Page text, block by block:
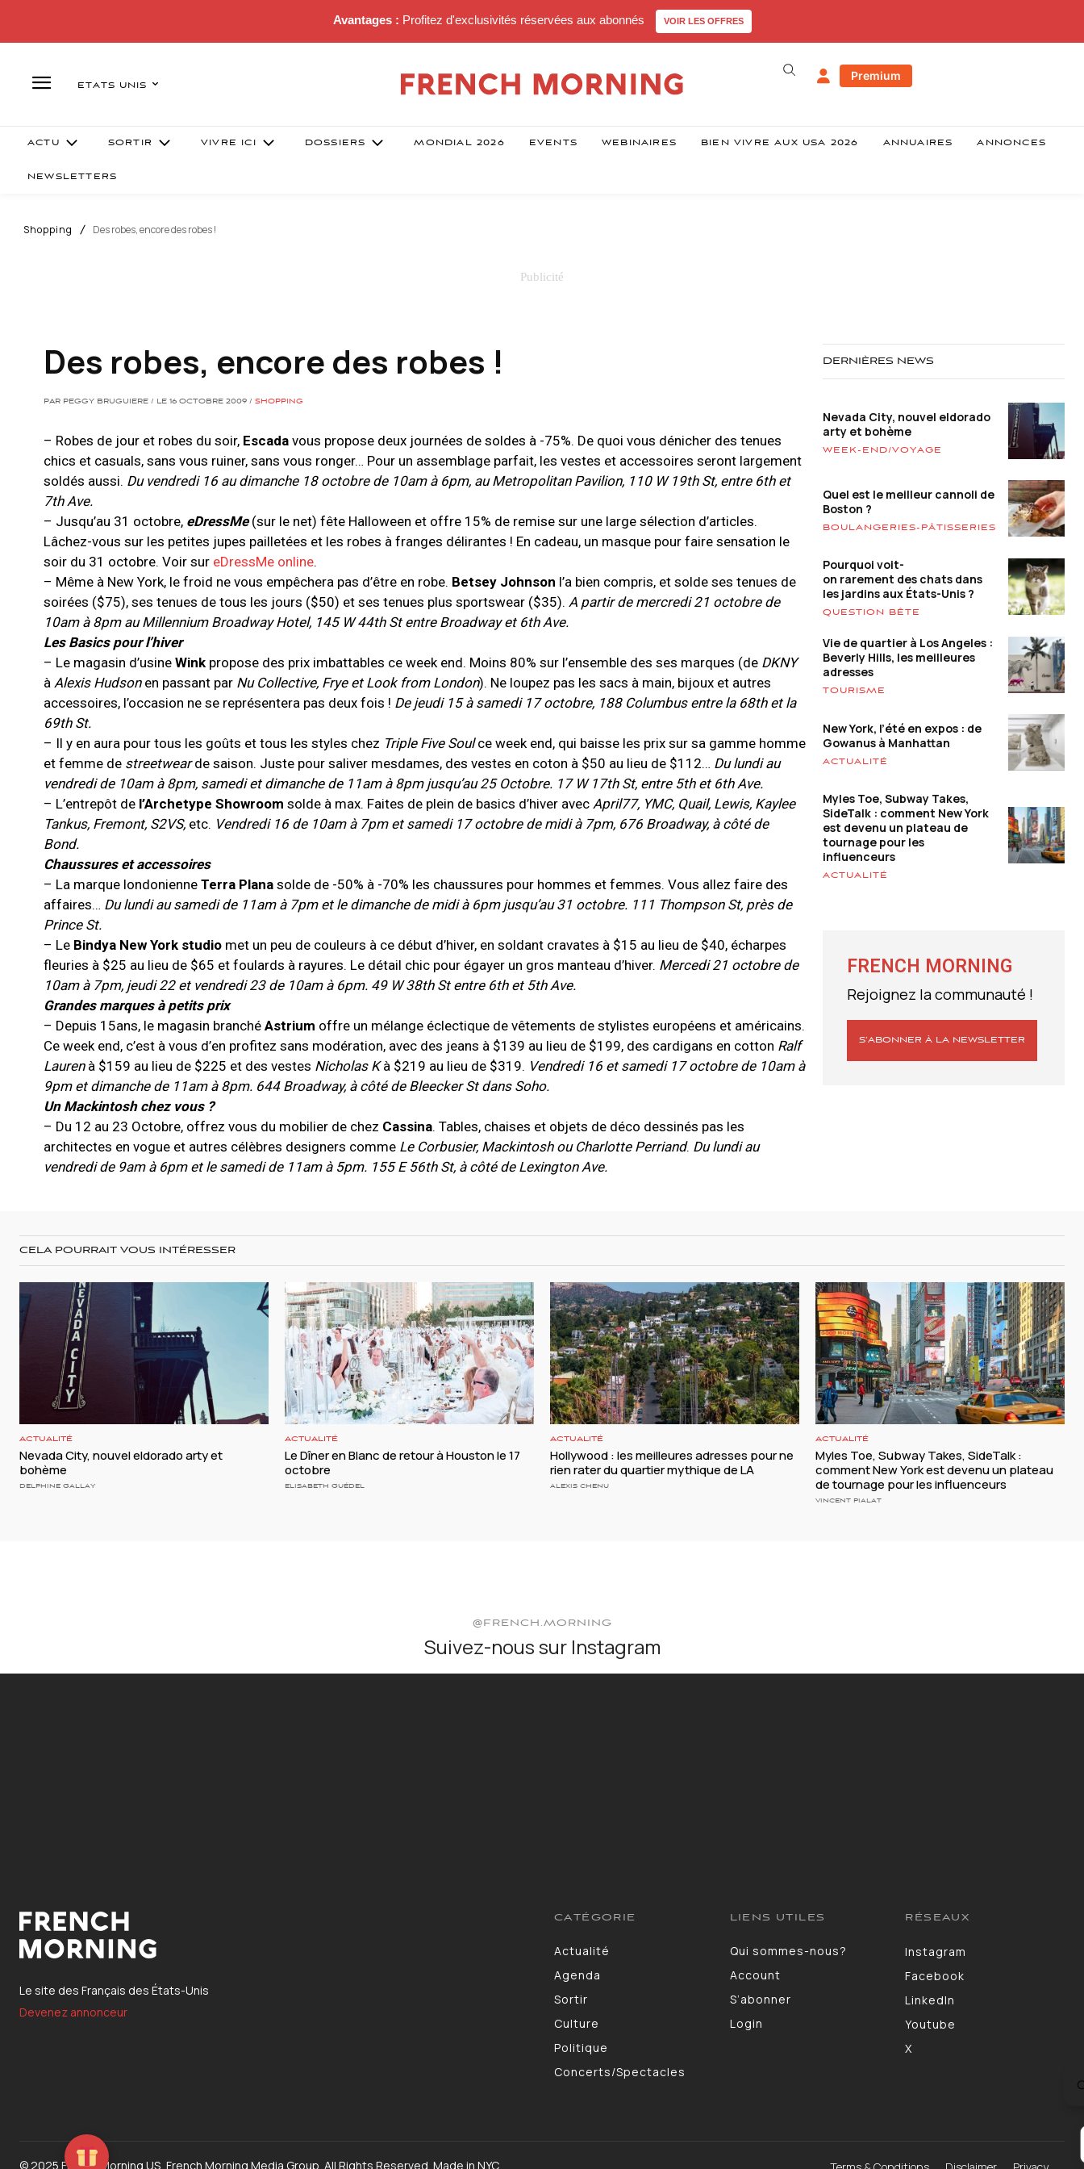
Avantages : Profitez d'exclusivités réservées aux abonnés VOIR LES OFFRES
ETATS UNIS
Premium
ACTU SORTIR VIVRE ICI DOSSIERS MONDIAL 2026 EVENTS WEBINAIRES BIEN VIVRE AUX USA 2026 ANNUAIRES ANNONCES
NEWSLETTERS
Shopping Des robes, encore des robes !
Des robes, encore des robes !
PAR PEGGY BRUGUIERE / LE 16 OCTOBRE 2009 / SHOPPING
– Robes de jour et robes du soir, Escada vous propose deux journées de soldes à -75%. De quoi vous dénicher des tenues
chics et casuals, sans vous ruiner, sans vous ronger… Pour un assemblage parfait, les vestes et accessoires seront largement
soldés aussi. Du vendredi 16 au dimanche 18 octobre de 10am à 6pm, au Metropolitan Pavilion, 110 W 19th St, entre 6th et
7th Ave.
– Jusqu’au 31 octobre, eDressMe (sur le net) fête Halloween et offre 15% de remise sur une large sélection d’articles.
Lâchez-vous sur les petites jupes pailletées et les robes à franges délirantes ! En cadeau, un masque pour faire sensation le
soir du 31 octobre. Voir sur eDressMe online.
– Même à New York, le froid ne vous empêchera pas d’être en robe. Betsey Johnson l’a bien compris, et solde ses tenues de
soirées ($75), ses tenues de tous les jours ($50) et ses tenues plus sportswear ($35). A partir de mercredi 21 octobre de
10am à 8pm au Millennium Broadway Hotel, 145 W 44th St entre Broadway et 6th Ave.
Les Basics pour l’hiver
– Le magasin d’usine Wink propose des prix imbattables ce week end. Moins 80% sur l’ensemble des ses marques (de DKNY
à Alexis Hudsonen passant par Nu Collective, Frye et Look from London). Ne loupez pas les sacs à main, bijoux et autres
accessoires, l’occasion ne se représentera pas deux fois ! De jeudi 15 à samedi 17 octobre, 188 Columbus entre la 68th et la
69th St.
– Il y en aura pour tous les goûts et tous les styles chez Triple Five Soulce week end, qui baisse les prix sur sa gamme homme
et femme de streetwearde saison. Juste pour saliver mesdames, des vestes en coton à $50 au lieu de $112… Du lundi au
vendredi de 10am à 8pm, samedi et dimanche de 11am à 8pm jusqu’au 25 Octobre. 17 W 17th St, entre 5th et 6th Ave.
– L’entrepôt de l’Archetype Showroom solde à max. Faites de plein de basics d’hiver avec April77, YMC, Quail, Lewis, Kaylee
Tankus, Fremont, S2VS, etc. Vendredi 16 de 10am à 7pm et samedi 17 octobre de midi à 7pm, 676 Broadway, à côté de
Bond.
Chaussures et accessoires
– La marque londonienne Terra Plana solde de -50% à -70% les chaussures pour hommes et femmes. Vous allez faire des
affaires… Du lundi au samedi de 11am à 7pm et le dimanche de midi à 6pm jusqu’au 31 octobre. 111 Thompson St, près de
Prince St.
– Le Bindya New York studio met un peu de couleurs à ce début d’hiver, en soldant cravates à $15 au lieu de $40, écharpes
fleuries à $25 au lieu de $65 et foulards à rayures. Le détail chic pour égayer un gros manteau d’hiver. Mercedi 21 octobre de
10am à 7pm, jeudi 22 et vendredi 23 de 10am à 6pm. 49 W 38th St entre 6th et 5th Ave.
Grandes marques à petits prix
– Depuis 15ans, le magasin branché Astrium offre un mélange éclectique de vêtements de stylistes européens et américains.
Ce week end, c’est à vous d’en profitez sans modération, avec des jeans à $139 au lieu de $199, des cardigans en cotton Ralf
Laurenà $159 au lieu de $225 et des vestes Nicholas Kà $219 au lieu de $319. Vendredi 16 et samedi 17 octobre de 10am à
9pm et dimanche de 11am à 8pm. 644 Broadway, à côté de Bleecker St dans Soho.
Un Mackintosh chez vous ?
– Du 12 au 23 Octobre, offrez vous du mobilier de chez Cassina. Tables, chaises et objets de déco dessinés pas les
architectes en vogue et autres célèbres designers comme Le Corbusier, Mackintosh ou Charlotte Perriand. Du lundi au
vendredi de 9am à 6pm et le samedi de 11am à 5pm. 155 E 56th St, à côté de Lexington Ave.
DERNIÈRES NEWS
Nevada City, nouvel eldorado
arty et bohème
WEEK-END/VOYAGE
Quel est le meilleur cannoli de
Boston ?
BOULANGERIES-PÂTISSERIES
Pourquoi voit-
on rarement des chats dans
les jardins aux États-Unis ?
QUESTION BÊTE
Vie de quartier à Los Angeles :
Beverly Hills, les meilleures
adresses
TOURISME
New York, l’été en expos : de
Gowanus à Manhattan
ACTUALITÉ
Myles Toe, Subway Takes,
SideTalk : comment New York
est devenu un plateau de
tournage pour les
influenceurs
ACTUALITÉ
FRENCH MORNING
Rejoignez la communauté !
S’ABONNER À LA NEWSLETTER
CELA POURRAIT VOUS INTÉRESSER
ACTUALITÉ
Nevada City, nouvel eldorado arty et
bohème
DELPHINE GALLAY
ACTUALITÉ
Le Dîner en Blanc de retour à Houston le 17
octobre
ELISABETH GUÉDEL
ACTUALITÉ
Hollywood : les meilleures adresses pour ne
rien rater du quartier mythique de LA
ALEXIS CHENU
ACTUALITÉ
Myles Toe, Subway Takes, SideTalk :
comment New York est devenu un plateau
de tournage pour les influenceurs
VINCENT PIALAT
@FRENCH.MORNING
Suivez-nous sur Instagram
Le site des Français des États-Unis
Devenez annonceur
CATÉGORIE
Actualité
Agenda
Sortir
Culture
Politique
Concerts/Spectacles
LIENS UTILES
Qui sommes-nous?
Account
S’abonner
Login
RÉSEAUX
Instagram
Facebook
LinkedIn
Youtube
X
© 2025 French Morning US, French Morning Media Group. All Rights Reserved. Made in NYC.